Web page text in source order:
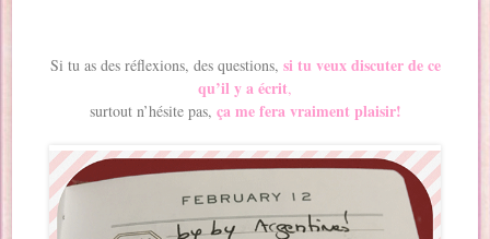
Si tu as des réflexions, des questions, si tu veux discuter de ce
qu’il y a écrit,
surtout n’hésite pas, ça me fera vraiment plaisir!